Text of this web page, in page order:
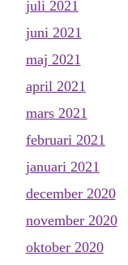
juli 2021
juni 2021
maj 2021
april 2021
mars 2021
februari 2021
januari 2021
december 2020
november 2020
oktober 2020